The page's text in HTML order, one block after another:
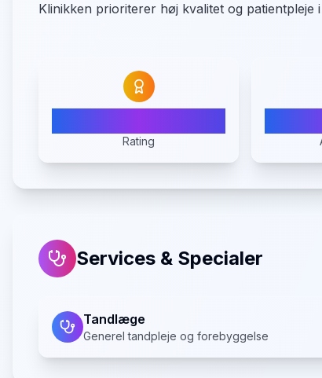
Klinikken prioriterer høj kvalitet og patientpleje
Rating
Services & Specialer
Tandlæge
Generel tandpleje og forebyggelse